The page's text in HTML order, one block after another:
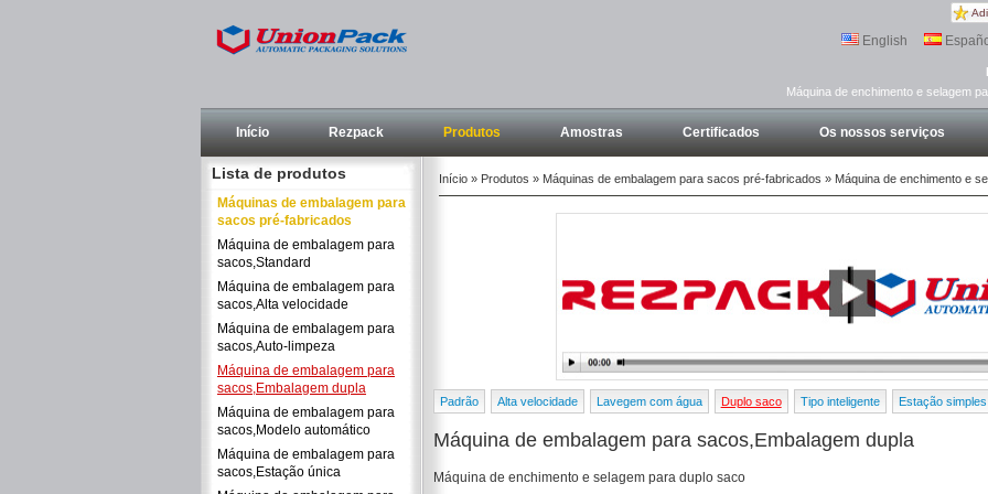
English
Máquina de enchimento e selagem
Início Rezpack Produtos Amostras Certificados Os nossos serviços
Lista de produtos
Máquinas de embalagem para
sacos pré-fabricados
Máquina de embalagem para
sacos,Standard
Máquina de embalagem para
sacos,Alta velocidade
Máquina de embalagem para
sacos,Auto-limpeza
Máquina de embalagem para
sacos,Embalagem dupla
Máquina de embalagem para
sacos,Modelo automático
Máquina de embalagem para
sacos,Estação única
Início» Produtos » Máquinas de embalagem para sacos pré-fabricados » Máquina de enchimento e
Padrão Alta velocidade Lavegem com água Duplo saco Tipo inteligente Estação simples
Máquina de embalagem para sacos,Embalagem dupla
Máquina de enchimento e selagem para duplo saco